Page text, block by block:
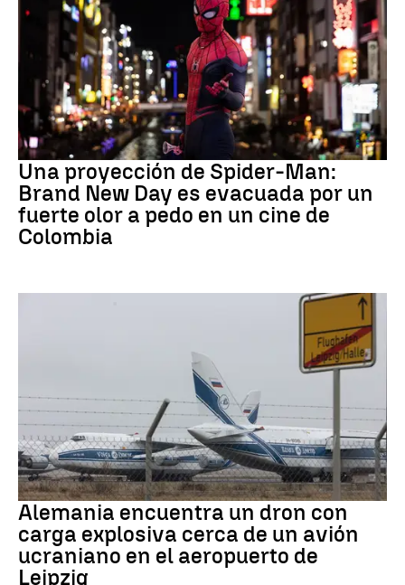
Pedo Spiderman
Una proyección de Spider-Man:
Brand New Day es evacuada por un
fuerte olor a pedo en un cine de
Colombia
Dron Ucrania
Alemania encuentra un dron con
carga explosiva cerca de un avión
ucraniano en el aeropuerto de
Leipzig